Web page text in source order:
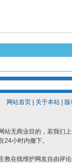
网站首页| 关于本站| 版
站无商业目的，若我们
24小时内撤下。
教在线维护网友自由评